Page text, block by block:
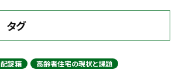
タグ
配錠箱
高齢者住宅の現状と課題